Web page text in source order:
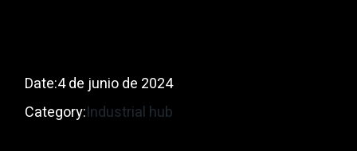
Date:4 de junio de 2024
Category:Industrial hub